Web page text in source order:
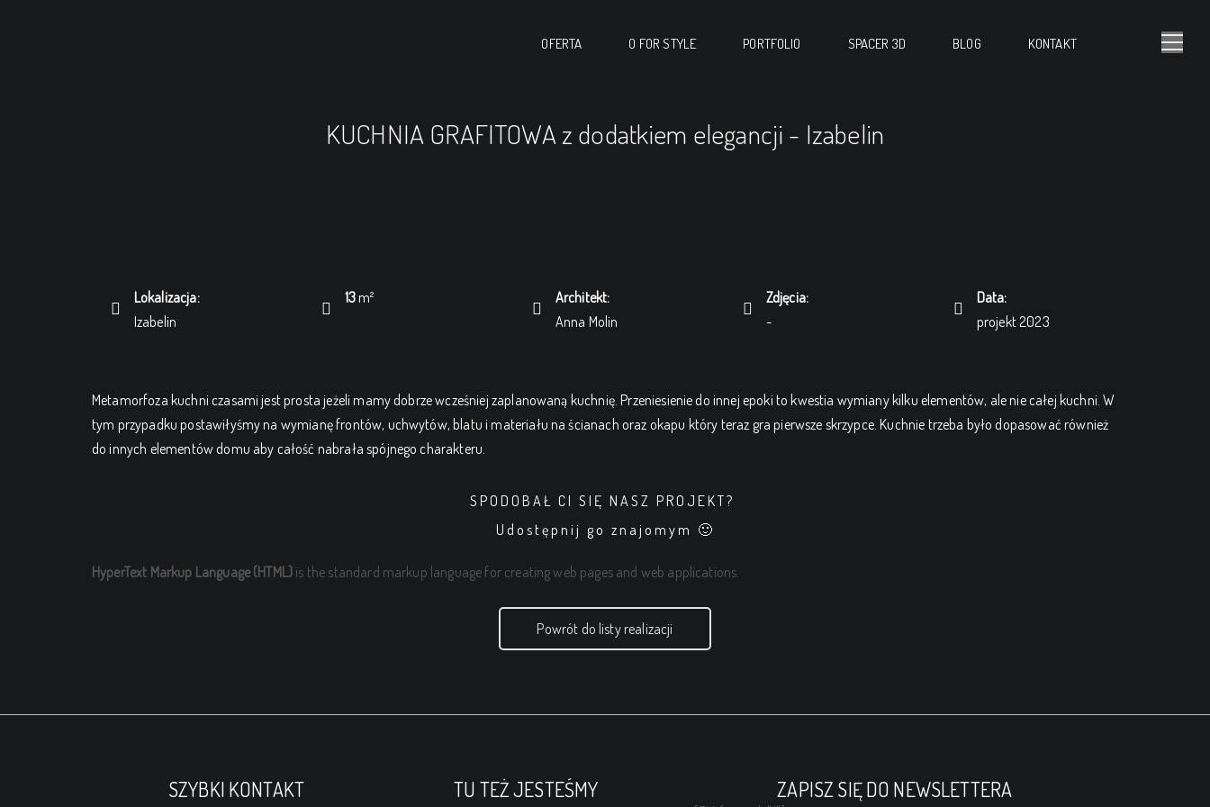
OFERTA O FOR STYLE PORTFOLIO SPACER 3D BLOG KONTAKT
KUCHNIA GRAFITOWA z dodatkiem elegancji - Izabelin
Lokalizacja:
Izabelin
13m²
Architekt:
Anna Molin
Zdjęcia:
-
Data:
projekt 2023
Metamorfoza kuchni czasami jest prosta jeżeli mamy dobrze wcześniej zaplanowaną kuchnię. Przeniesienie do innej epoki to kwestia wymiany kilku elementów, ale nie całej kuchni. W
tym przypadku postawiłyśmy na wymianę frontów, uchwytów, blatu i materiału na ścianach oraz okapu który teraz gra pierwsze skrzypce. Kuchnie trzeba było dopasować również
do innych elementów domu aby całość nabrała spójnego charakteru.
SPODOBAŁ CI SIĘ NASZ PROJEKT?
Udostępnij go znajomym 🙂
HyperText Markup Language (HTML) is the standard markup language for creating web pages and web applications.
Powrót do listy realizacji
SZYBKI KONTAKT TU TEŻ JESTEŚMY ZAPISZ SIĘ DO NEWSLETTERA